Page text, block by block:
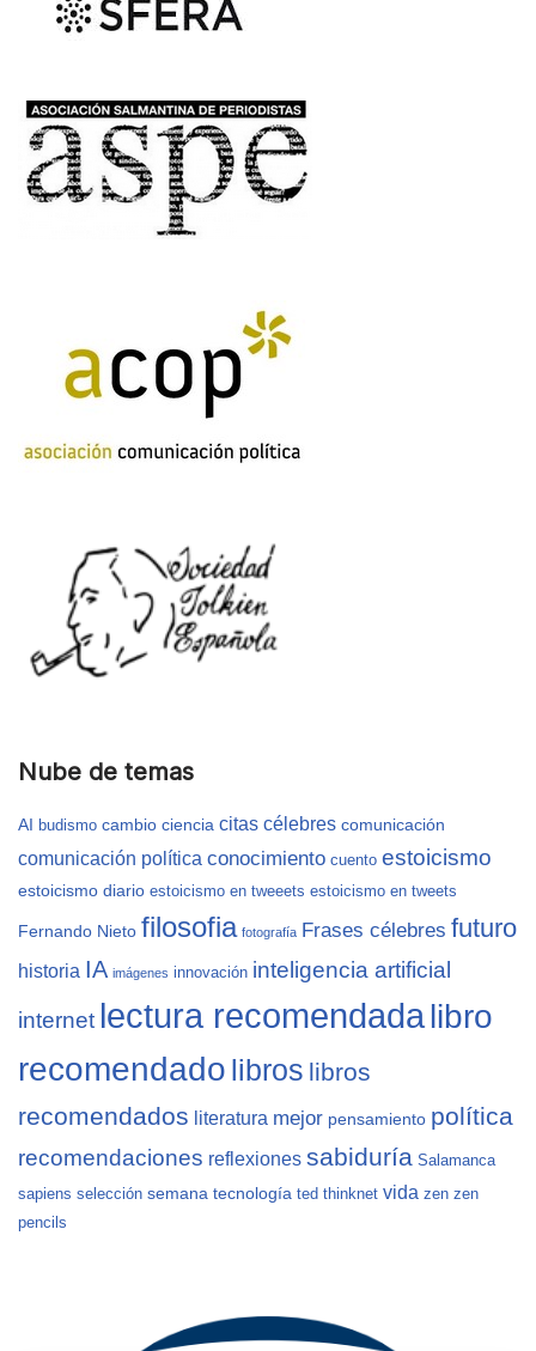
Nube de temas
AI budismo cambio ciencia citas célebres comunicación
comunicación política conocimiento cuento estoicismo
estoicismo diario estoicismo en tweeets estoicismo en tweets
Fernando Nieto filosofia fotografía Frases célebres futuro
historia IA imágenes innovación inteligencia artificial
internet lectura recomendadalibro
recomendado libros libros
recomendados literatura mejor pensamiento política
recomendaciones reflexiones sabiduría Salamanca
sapiens selección semana tecnología ted thinknet vida zen zen
pencils